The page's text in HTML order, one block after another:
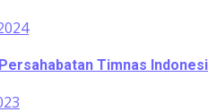
Timnas